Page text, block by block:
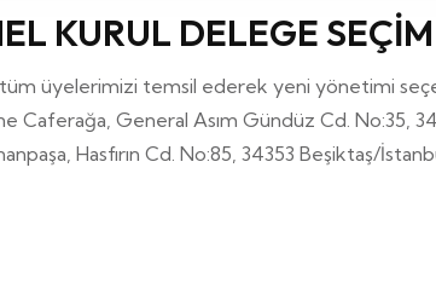
KURUL DELEGE
üyelerimizi temsil ederek yeni yönetimi
Caferağa, General Asım Gündüz Cd. No:35,
Hasfırın Cd. No:85, 34353 Beşiktaş/